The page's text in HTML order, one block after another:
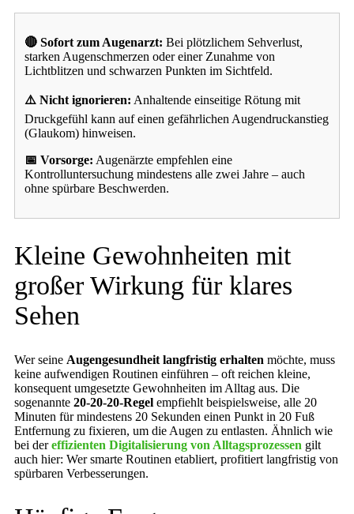
🔴 Sofort zum Augenarzt: Bei plötzlichem Sehverlust,
starken Augenschmerzen oder einer Zunahme von
Lichtblitzen und schwarzen Punkten im Sichtfeld.
⚠️ Nicht ignorieren: Anhaltende einseitige Rötung mit
Druckgefühl kann auf einen gefährlichen Augendruckanstieg
(Glaukom) hinweisen.
📅 Vorsorge: Augenärzte empfehlen eine
Kontrolluntersuchung mindestens alle zwei Jahre – auch
ohne spürbare Beschwerden.
Kleine Gewohnheiten mit
großer Wirkung für klares
Sehen
Wer seine Augengesundheit langfristig erhalten möchte, muss
keine aufwendigen Routinen einführen – oft reichen kleine,
konsequent umgesetzte Gewohnheiten im Alltag aus. Die
sogenannte 20-20-20-Regel empfiehlt beispielsweise, alle 20
Minuten für mindestens 20 Sekunden einen Punkt in 20 Fuß
Entfernung zu fixieren, um die Augen zu entlasten. Ähnlich wie
bei dereffizienten Digitalisierung von Alltagsprozessen gilt
auch hier: Wer smarte Routinen etabliert, profitiert langfristig von
spürbaren Verbesserungen.